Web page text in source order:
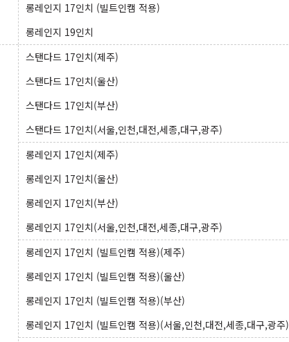
롱레인지 17인치 (빌트인캠 적용)
롱레인지 19인치
스탠다드 17인치(제주)
스탠다드 17인치(울산)
스탠다드 17인치(부산)
스탠다드 17인치(서울,인천,대전,세종,대구,광주)
롱레인지 17인치(제주)
롱레인지 17인치(울산)
롱레인지 17인치(부산)
롱레인지 17인치(서울,인천,대전,세종,대구,광주)
롱레인지 17인치 (빌트인캠 적용)(제주)
롱레인지 17인치 (빌트인캠 적용)(울산)
롱레인지 17인치 (빌트인캠 적용)(부산)
롱레인지 17인치 (빌트인캠 적용)(서울,인천,대전,세종,대구,광주)